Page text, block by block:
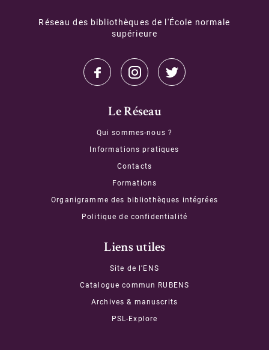
Réseau des bibliothèques de l'École normale
supérieure
Le Réseau
Qui sommes-nous ?
Informations pratiques
Contacts
Formations
Organigramme des bibliothèques intégrées
Politique de confidentialité
Liens utiles
Site de l'ENS
Catalogue commun RUBENS
Archives & manuscrits
PSL-Explore